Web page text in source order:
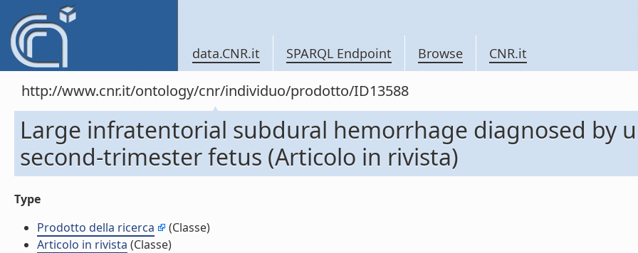
data.CNR.it SPARQL Endpoint Browse CNR.it
http://www.cnr.it/ontology/cnr/individuo/prodotto/ID13588
Large infratentorial subdural hemorrhage diagnosed by
second-trimester fetus (Articolo in rivista)
Type
Prodotto della ricerca
(Classe)
Articolo in rivista (Classe)